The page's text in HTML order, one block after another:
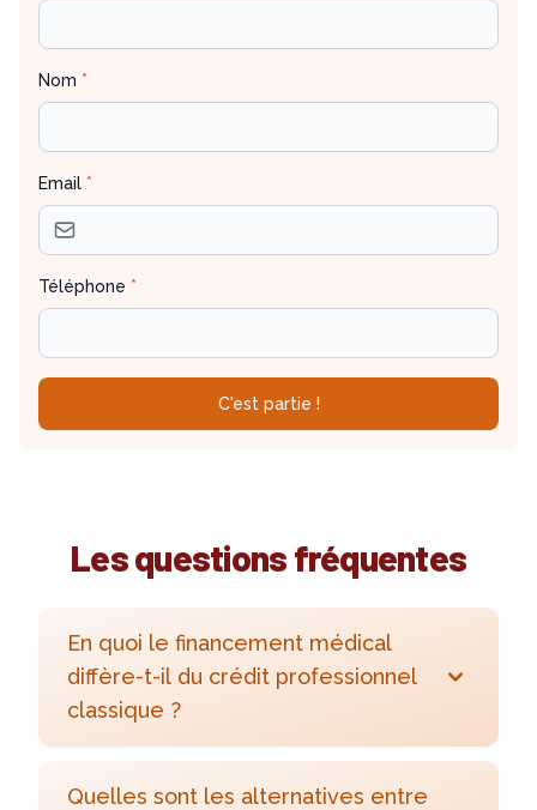
Nom *
Email *
Téléphone *
C'est partie !
Les questions fréquentes
En quoi le financement médical
diffère-t-il du crédit professionnel
classique ?
Quelles sont les alternatives entre